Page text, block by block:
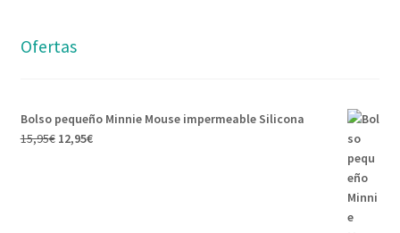
Ofertas
Bolso pequeño Minnie Mouse impermeable Silicona
15,95€ 12,95€